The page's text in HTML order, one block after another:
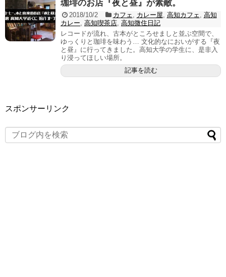
珈琲のお店『夜と昼』が素敵。
2018/10/2 カフェ, カレー屋, 高知カフェ, 高知
カレー, 高知喫茶店, 高知微住日記
レコードが流れ、古本がところせましと並ぶ空間で、
ゆっくりと珈琲を味わう… 文化的なにおいがする『夜
と昼』に行ってきました。高知大学の学生に、是非入
り浸ってほしい場所。
記事を読む
スポンサーリンク